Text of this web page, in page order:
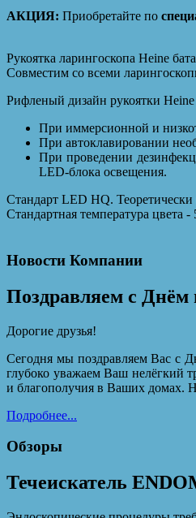
АКЦИЯ: Приобретайте по
Рукоятка ларингоскопа Heine
Совместим со всеми
Рифленый дизайн рукоятки
При иммерсионной и
При автоклавировании
При проведении
LED-блока освещения.
Стандарт LED HQ.
Стандартная температура
Новости Компании
Поздравляем с Днём
Дорогие друзья!
Сегодня мы поздравляем Вас с
глубоко уважаем Ваш нелёгкий
и благополучия в Ваших домах.
Подробнее...
Обзоры
Течеискатель